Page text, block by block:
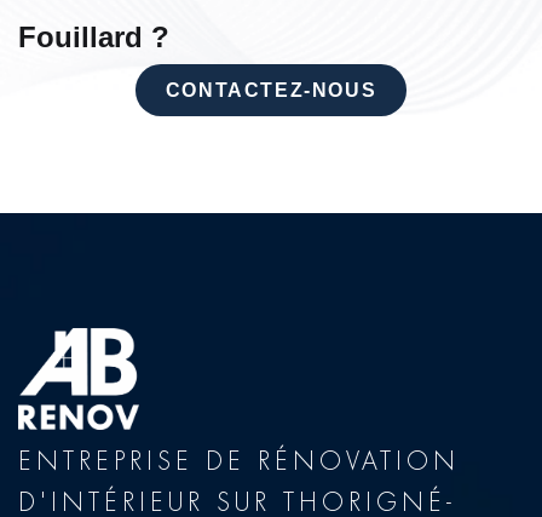
Fouillard ?
CONTACTEZ-NOUS
ENTREPRISE DE RÉNOVATION
D'INTÉRIEUR SUR THORIGNÉ-